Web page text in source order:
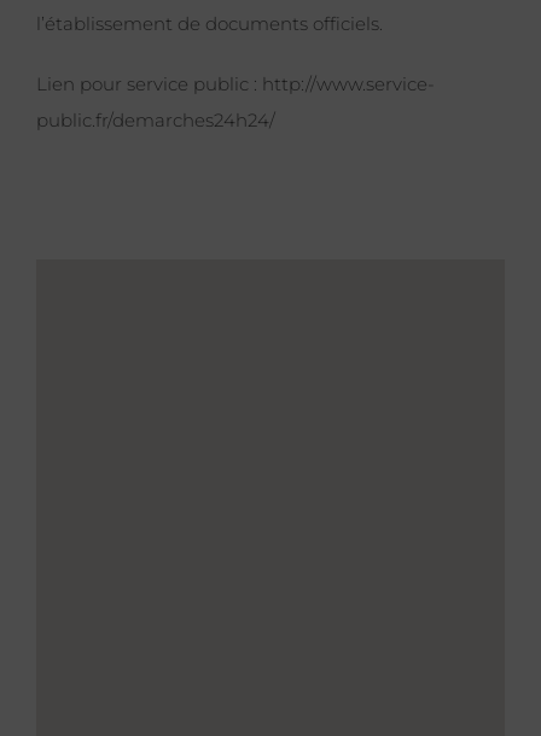
l’établissement de documents officiels.
Lien pour service public : http://www.service-
public.fr/demarches24h24/